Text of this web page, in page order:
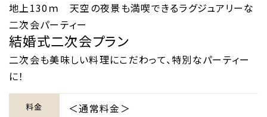
地上130ｍ 天空の夜景も満喫できるラグジュアリーな
二次会パーティー
結婚式二次会プラン
二次会も美味しい料理にこだわって、特別なパーティー
に！
料金
＜通常料金＞